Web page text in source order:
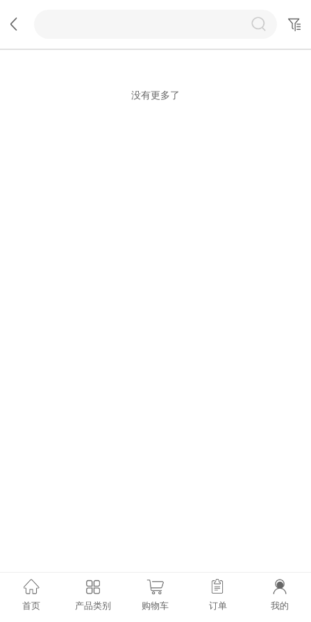
没有更多了
首页 产品类别 购物车 订单 我的